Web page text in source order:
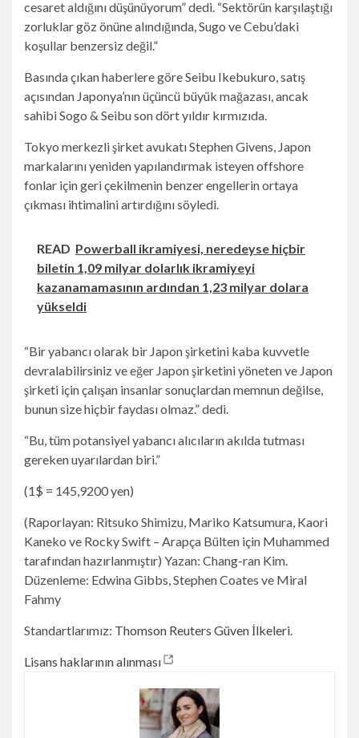
cesaret aldığını düşünüyorum” dedi. “Sektörün karşılaştığı
zorluklar göz önüne alındığında, Sugo ve Cebu’daki
koşullar benzersiz değil.”
Basında çıkan haberlere göre Seibu Ikebukuro, satış
açısından Japonya’nın üçüncü büyük mağazası, ancak
sahibi Sogo & Seibu son dört yıldır kırmızıda.
Tokyo merkezli şirket avukatı Stephen Givens, Japon
markalarını yeniden yapılandırmak isteyen offshore
fonlar için geri çekilmenin benzer engellerin ortaya
çıkması ihtimalini artırdığını söyledi.
READ Powerball ikramiyesi, neredeyse hiçbir
biletin 1,09 milyar dolarlık ikramiyeyi
kazanamamasının ardından 1,23 milyar dolara
yükseldi
“Bir yabancı olarak bir Japon şirketini kaba kuvvetle
devralabilirsiniz ve eğer Japon şirketini yöneten ve Japon
şirketi için çalışan insanlar sonuçlardan memnun değilse,
bunun size hiçbir faydası olmaz.” dedi.
“Bu, tüm potansiyel yabancı alıcıların akılda tutması
gereken uyarılardan biri.”
(1$ = 145,9200 yen)
(Raporlayan: Ritsuko Shimizu, Mariko Katsumura, Kaori
Kaneko ve Rocky Swift – Arapça Bülten için Muhammed
tarafından hazırlanmıştır) Yazan: Chang-ran Kim.
Düzenleme: Edwina Gibbs, Stephen Coates ve Miral
Fahmy
Standartlarımız: Thomson Reuters Güven İlkeleri.
Lisans haklarının alınması